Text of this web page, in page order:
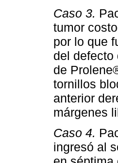
Caso 3.
tumor
por lo que
del defecto
de
tornillos
anterior
márgenes
Caso 4.
ingresó al